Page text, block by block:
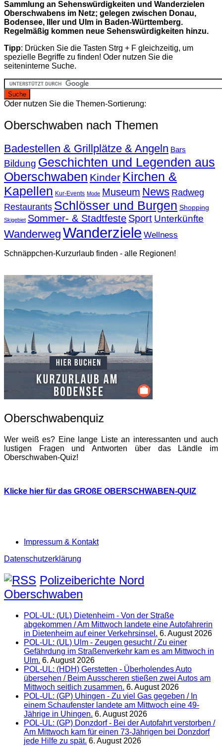
Sammlung an Sehenswürdigkeiten und Wanderzielen
Oberschwabens im Netz; gelegen zwischen Donau,
Bodensee, Iller und Ulm in Baden-Württemberg.
Regelmäßig kommen neue Sehenswürdigkeiten hinzu.
Tipp: Drücken Sie die Tasten Strg + F gleichzeitig, um
spezielle Begriffe zu finden! Oder nutzen Sie die
seiteninterne Suche.
Oder nutzen Sie die Themen-Sortierung:
Oberschwaben nach Themen
Badestellen & Grillplätze & Angeln Bars
Bildung Geschichten und Legenden aus
Oberschwaben Kinder Kirchen &
Kapellen Kur-Events Mode Museum News Radweg
Restaurants Schlösser und Burgen Shopping
Skigebiet Sommer- & Stadtfeste Sport Unterkünfte
Wanderweg Wanderziele Wellness
Schnäppchen-Kurzurlaub finden - alle Regionen!
Oberschwabenquiz
Wer weiß es? Eine lange Liste an interessanten und auch
lustigen Fragen und Antworten über das Ländle im
Oberschwaben-Quiz!
Klicke hier für das GROßE OBERSCHWABEN-QUIZ
Impressum & Kontakt
Datenschutzerklärung
Polizeiberichte Nord
Oberschwaben
POL-UL: (UL) Dietenheim - Von der Straße
abgekommen / Am Mittwoch landete eine Autofahrerin
in Dietenheim auf einer Verkehrsinsel. 6. August 2026
POL-UL: (UL) Ulm - Zeugen gesucht / Zu einer
Gefährdung im Straßenverkehr kam es am Mittwoch in
Ulm. 6. August 2026
POL-UL: (HDH) Gerstetten - Überholendes Auto
übersehen / Beim Ausscheren stießen zwei Autos am
Mittwoch seitlich zusammen. 6. August 2026
POL-UL: (GP) Uhingen - Zu viel Gas gegeben / In
einem Schaufenster landete am Mittwoch eine 49-
Jährige in Uhingen. 6. August 2026
POL-UL: (GP) Donzdorf - Bei der Autofahrt verstorben /
Am Mittwoch kam für einen 73-Jährigen bei Donzdorf
jede Hilfe zu spät. 6. August 2026